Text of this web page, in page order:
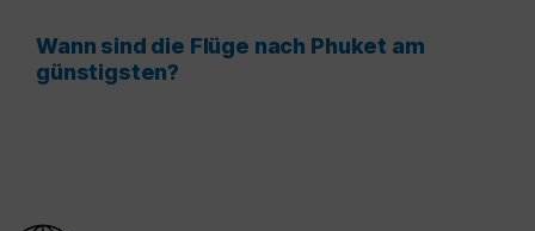
Wann sind die Flüge nach Phuket am
günstigsten?